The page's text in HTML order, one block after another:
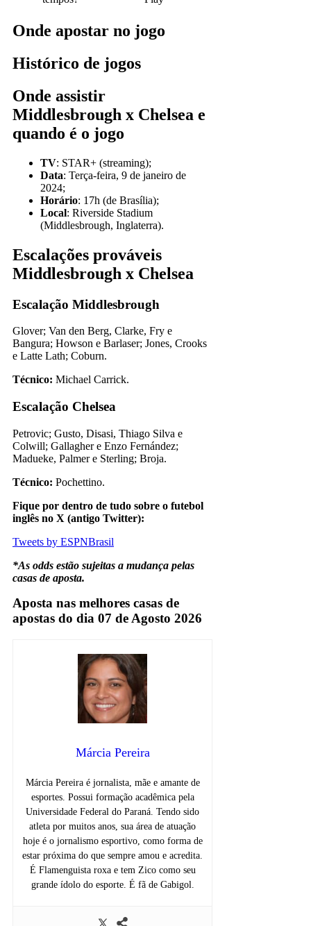
Onde apostar no jogo
Histórico de jogos
Onde assistir
Middlesbrough x Chelsea e
quando é o jogo
TV: STAR+ (streaming);
Data: Terça-feira, 9 de janeiro de
2024;
Horário: 17h (de Brasília);
Local: Riverside Stadium
(Middlesbrough, Inglaterra).
Escalações prováveis
Middlesbrough x Chelsea
Escalação Middlesbrough
Glover; Van den Berg, Clarke, Fry e
Bangura; Howson e Barlaser; Jones, Crooks
e Latte Lath; Coburn.
Técnico: Michael Carrick.
Escalação Chelsea
Petrovic; Gusto, Disasi, Thiago Silva e
Colwill; Gallagher e Enzo Fernández;
Madueke, Palmer e Sterling; Broja.
Técnico: Pochettino.
Fique por dentro de tudo sobre o futebol
inglês no X (antigo Twitter):
Tweets by ESPNBrasil
*As odds estão sujeitas a mudança pelas
casas de aposta.
Aposta nas melhores casas de
apostas do dia 07 de Agosto 2026
Márcia Pereira
Márcia Pereira é jornalista, mãe e amante de
esportes. Possui formação acadêmica pela
Universidade Federal do Paraná. Tendo sido
atleta por muitos anos, sua área de atuação
hoje é o jornalismo esportivo, como forma de
estar próxima do que sempre amou e acredita.
É Flamenguista roxa e tem Zico como seu
grande ídolo do esporte. É fã de Gabigol.